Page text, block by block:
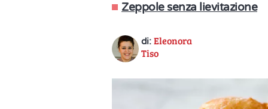
Zeppole senza lievitazione
di: Eleonora
Tiso